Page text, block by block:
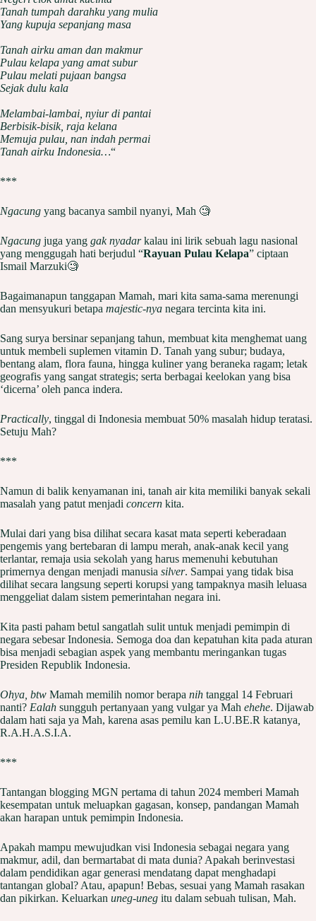
Tanah tumpah darahku yang mulia
Yang kupuja sepanjang masa
Tanah airku aman dan makmur
Pulau kelapa yang amat subur
Pulau melati pujaan bangsa
Sejak dulu kala
Melambai-lambai, nyiur di pantai
Berbisik-bisik, raja kelana
Memuja pulau, nan indah permai
Tanah airku Indonesia…“
***
Ngacung yang bacanya sambil nyanyi, Mah 🧐
Ngacung juga yang gak nyadarkalau ini lirik sebuah lagu nasional
yang menggugah hati berjudul “Rayuan Pulau Kelapa” ciptaan
Ismail Marzuki🧐
Bagaimanapun tanggapan Mamah, mari kita sama-sama merenungi
dan mensyukuri betapa majestic-nya negara tercinta kita ini.
Sang surya bersinar sepanjang tahun, membuat kita menghemat uang
untuk membeli suplemen vitamin D. Tanah yang subur; budaya,
bentang alam, flora fauna, hingga kuliner yang beraneka ragam; letak
geografis yang sangat strategis; serta berbagai keelokan yang bisa
‘dicerna’ oleh panca indera.
Practically, tinggal di Indonesia membuat 50% masalah hidup teratasi.
Setuju Mah?
***
Namun di balik kenyamanan ini, tanah air kita memiliki banyak sekali
masalah yang patut menjadi concern kita.
Mulai dari yang bisa dilihat secara kasat mata seperti keberadaan
pengemis yang bertebaran di lampu merah, anak-anak kecil yang
terlantar, remaja usia sekolah yang harus memenuhi kebutuhan
primernya dengan menjadi manusia silver. Sampai yang tidak bisa
dilihat secara langsung seperti korupsi yang tampaknya masih leluasa
menggeliat dalam sistem pemerintahan negara ini.
Kita pasti paham betul sangatlah sulit untuk menjadi pemimpin di
negara sebesar Indonesia. Semoga doa dan kepatuhan kita pada aturan
bisa menjadi sebagian aspek yang membantu meringankan tugas
Presiden Republik Indonesia.
Ohya, btw Mamah memilih nomor berapa nih tanggal 14 Februari
nanti? Ealah sungguh pertanyaan yang vulgar ya Mah ehehe. Dijawab
dalam hati saja ya Mah, karena asas pemilu kan L.U.BE.R katanya
R.A.H.A.S.I.A.
***
Tantangan blogging MGN pertama di tahun 2024 memberi Mamah
kesempatan untuk meluapkan gagasan, konsep, pandangan Mamah
akan harapan untuk pemimpin Indonesia.
Apakah mampu mewujudkan visi Indonesia sebagai negara yang
makmur, adil, dan bermartabat di mata dunia? Apakah berinvestasi
dalam pendidikan agar generasi mendatang dapat menghadapi
tantangan global? Atau, apapun! Bebas, sesuai yang Mamah rasakan
dan pikirkan. Keluarkan uneg-uneg itu dalam sebuah tulisan, Mah.